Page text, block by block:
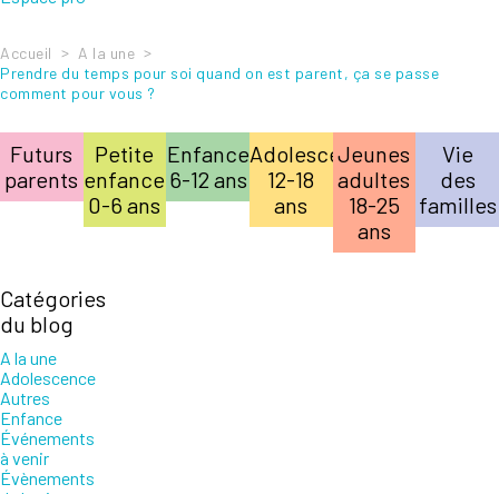
Accueil > A la une >
Prendre du temps pour soi quand on est parent, ça se passe
comment pour vous ?
Futurs
parents
Petite
enfance
0-6 ans
Enfance
6-12 ans
Adolescence
12-18
ans
Jeunes
adultes
18-25
ans
Vie
des
familles
Catégories
du blog
A la une
Adolescence
Autres
Enfance
Événements
à venir
Évènements